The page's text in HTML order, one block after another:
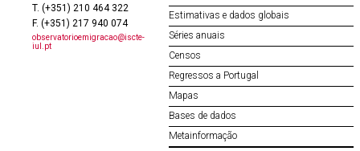
T. (+351) 210 464 322
F. (+351) 217 940 074
observatorioemigracao@iscte-
iul.pt
Estimativas e dados globais
Séries anuais
Censos
Regressos a Portugal
Mapas
Bases de dados
Metainformação